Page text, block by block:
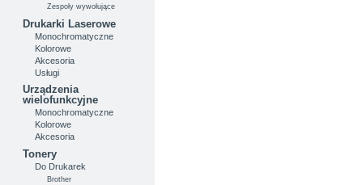
Zespoły wywołujące
Drukarki Laserowe
Monochromatyczne
Kolorowe
Akcesoria
Usługi
Urządzenia
wielofunkcyjne
Monochromatyczne
Kolorowe
Akcesoria
Tonery
Do Drukarek
Brother